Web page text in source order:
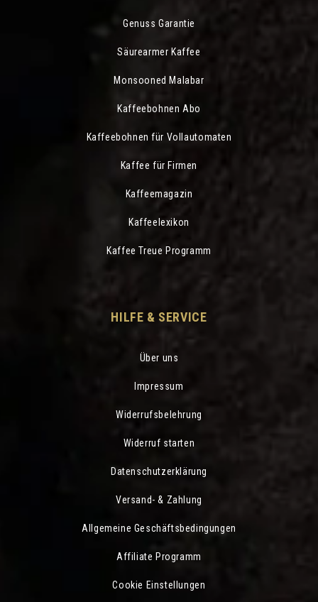
Genuss Garantie
Säurearmer Kaffee
Monsooned Malabar
Kaffeebohnen Abo
Kaffeebohnen für Vollautomaten
Kaffee für Firmen
Kaffeemagazin
Kaffeelexikon
Kaffee Treue Programm
HILFE & SERVICE
Über uns
Impressum
Widerrufsbelehrung
Widerruf starten
Datenschutzerklärung
Versand- & Zahlung
Allgemeine Geschäftsbedingungen
Affiliate Programm
Cookie Einstellungen